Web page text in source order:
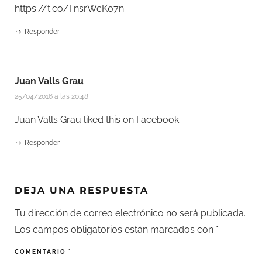
https://t.co/FnsrWcK07n
Responder
Juan Valls Grau
25/04/2016 a las 20:48
Juan Valls Grau liked this on Facebook.
Responder
DEJA UNA RESPUESTA
Tu dirección de correo electrónico no será publicada.
Los campos obligatorios están marcados con *
COMENTARIO *